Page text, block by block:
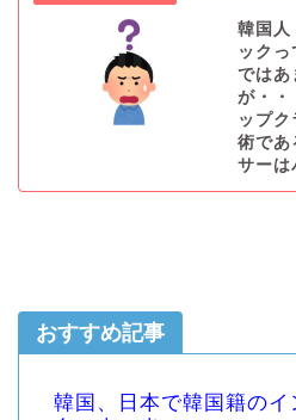
韓国人
ック
ではあ
が・・
ップ
術であ
サーは
おすすめ記事
韓国、日本で韓国籍の